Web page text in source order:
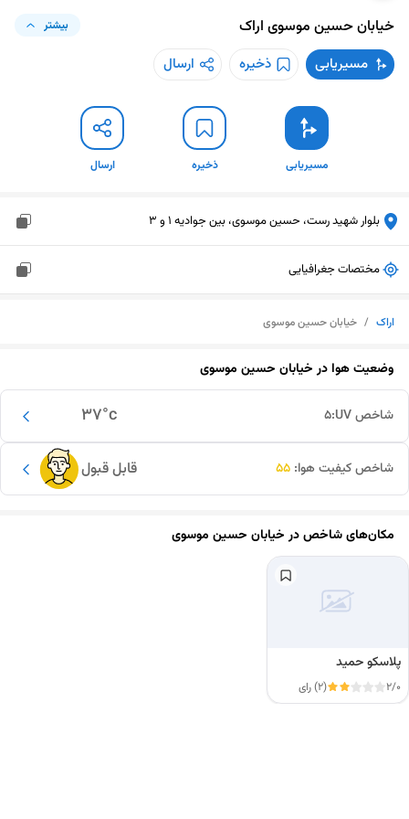
خیابان حسین موسوی اراک بیشتر
مسیریابی ذخیره ارسال
مسیریابی ذخیره ارسال
بلوار شهید رست، حسین موسوی، بین جوادیه 1 و 3
مختصات جغرافیایی
اراک / خیابان حسین موسوی
وضعیت هوا درخیابان حسین موسوی
37°c شاخص UV: 5
قابل قبول شاخص کیفیت هوا: 55
مکان‌های شاخص درخیابان حسین موسوی
پلاسکو حمید
2/0 (2) رای